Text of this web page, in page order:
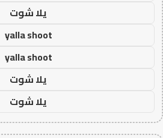
يلا شوت
yalla shoot
yalla shoot
يلا شوت
يلا شوت